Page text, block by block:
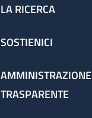
LA RICERCA
SOSTIENICI
AMMINISTRAZIONE
TRASPARENTE